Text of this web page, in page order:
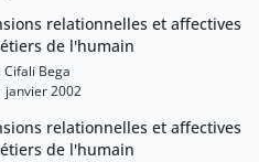
relationnelles et affectives
de l'humain
Bega
janvier 2002
relationnelles et affectives
de l'humain